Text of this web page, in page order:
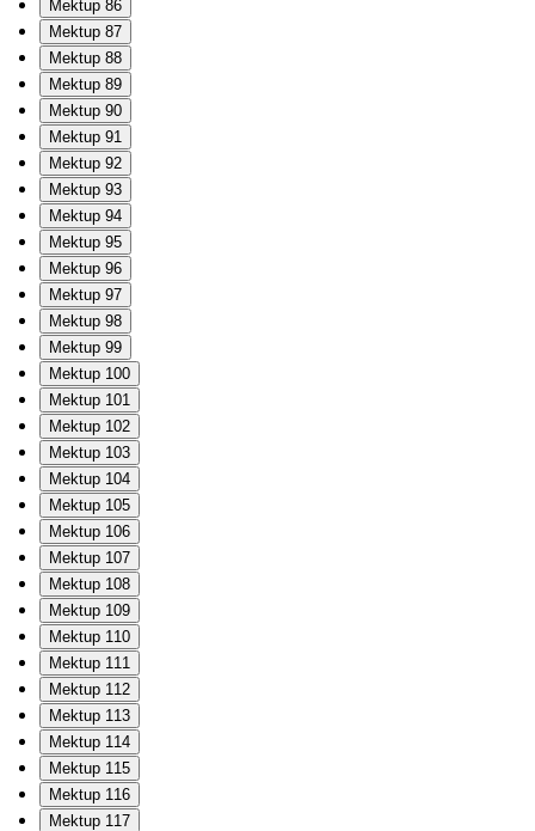
Mektup 86
Mektup 87
Mektup 88
Mektup 89
Mektup 90
Mektup 91
Mektup 92
Mektup 93
Mektup 94
Mektup 95
Mektup 96
Mektup 97
Mektup 98
Mektup 99
Mektup 100
Mektup 101
Mektup 102
Mektup 103
Mektup 104
Mektup 105
Mektup 106
Mektup 107
Mektup 108
Mektup 109
Mektup 110
Mektup 111
Mektup 112
Mektup 113
Mektup 114
Mektup 115
Mektup 116
Mektup 117